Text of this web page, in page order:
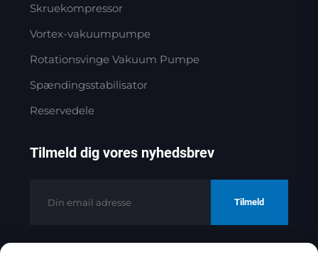
Skruekompressor
Vortex-vakuumpumpe
Rotationsvinge Vakuum Pumpe
Spændingsstabilisator
Reservedele
Tilmeld dig vores nyhedsbrev
Tilmeld